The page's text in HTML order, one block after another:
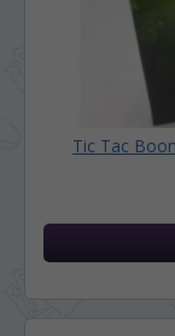
Tic Tac